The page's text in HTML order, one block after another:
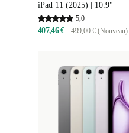
iPad 11 (2025) | 10.9"
5,0
407,46 € 499,00 € (Nouveau)